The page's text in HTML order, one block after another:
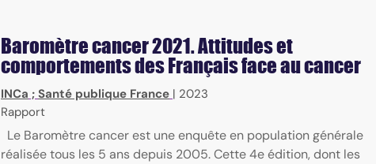
Baromètre cancer 2021. Attitudes et
comportements des Français face au cancer
INCa ; Santé publique France | 2023
Rapport
Le Baromètre cancer est une enquête en population générale
réalisée tous les 5 ans depuis 2005. Cette 4e édition, dont les